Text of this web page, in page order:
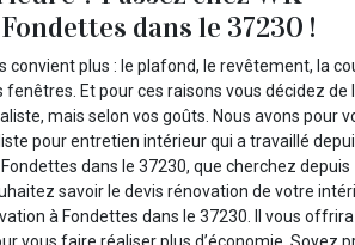
dans le 37230 !
convient plus : le plafond, le revêtement, la
fenêtres. Et pour ces raisons vous décidez de
mais selon vos goûts. Nous avons pour
pour entretien intérieur qui a travaillé
dans le 37230, que cherchez depuis
savoir le devis rénovation de votre
à Fondettes dans le 37230. Il vous